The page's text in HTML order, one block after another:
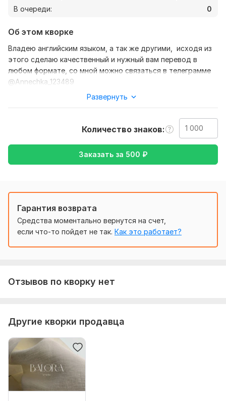
В очереди:
0
Об этом кворке
Владею английским языком, а так же другими, исходя из
этого сделаю качественный и нужный вам перевод в
любом формате, со мной можно связаться в телеграмме
@Annechka_123489
Ожидаю от вас текст, желательно в формате документа,
также уточнение моей работы-перевод с английского на
русский , либо же с русского на английский
Тематика: Красота и мода,Культура и искусство,Отдых
Язык перевода:
с Английского на Русский
с Русского на Английский
Объем услуги в кворке: 1 000 знаков
Развернуть
Количество знаков
Заказать за 500 ₽
Гарантия возврата
Средства моментально вернутся на счет,
если что-то пойдет не так. Как это работает?
Отзывов по кворку нет
Другие кворки продавца